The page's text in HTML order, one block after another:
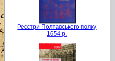
Реєстри Полтавського полку
1654 р.